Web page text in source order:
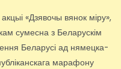
«Дзявочы вянок міру»,
сумесна з Беларускім
Беларусі ад нямецка-
марафону